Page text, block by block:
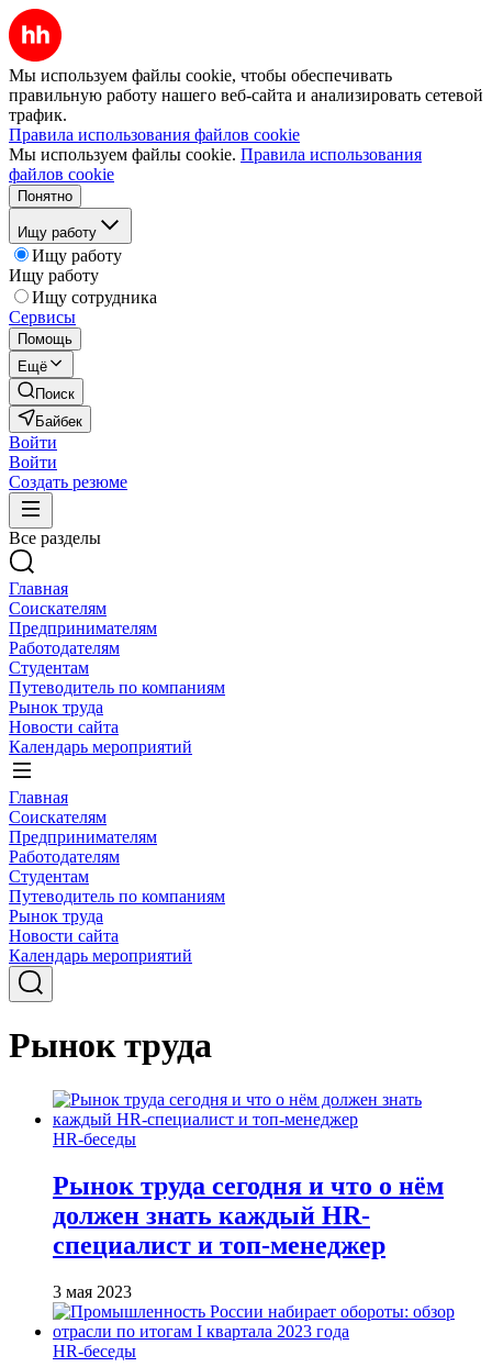
Мы используем файлы cookie, чтобы обеспечивать
правильную работу нашего веб-сайта и анализировать сетевой
трафик.
Правила использования файлов cookie
Мы используем файлы cookie. Правила использования
файлов cookie
Понятно
Ищу работу
Ищу работу
Ищу работу
Ищу сотрудника
Сервисы
Помощь
Ещё
Поиск
Байбек
Войти
Войти
Создать резюме
Все разделы
Главная
Соискателям
Предпринимателям
Работодателям
Студентам
Путеводитель по компаниям
Рынок труда
Новости сайта
Календарь мероприятий
Главная
Соискателям
Предпринимателям
Работодателям
Студентам
Путеводитель по компаниям
Рынок труда
Новости сайта
Календарь мероприятий
Рынок труда
HR-беседы
Рынок труда сегодня и что о нём
должен знать каждый HR-
специалист и топ-менеджер
3 мая 2023
HR-беседы